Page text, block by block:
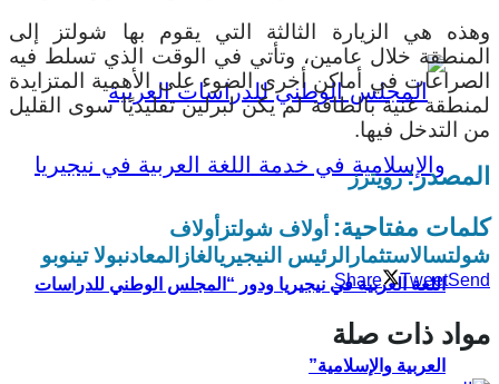
اللغة العربية في نيجيريا ودور “المجلس الوطني للدراسات
العربية والإسلامية”
وهذه هي الزيارة الثالثة التي يقوم بها شولتز إلى
المنطقة خلال عامين، وتأتي في الوقت الذي تسلط فيه
الصراعات في أماكن أخرى الضوء على الأهمية المتزايدة
لمنطقة غنية بالطاقة لم يكن لبرلين تقليديًا سوى القليل
من التدخل فيها.
المصدر:رويترز
كلمات مفتاحية: أولاف شولتز أولاف
شولتسالاستثمار الرئيس النيجيريالغاز المعادنبولا تينوبو
Share TweetSend
مواد ذات صلة